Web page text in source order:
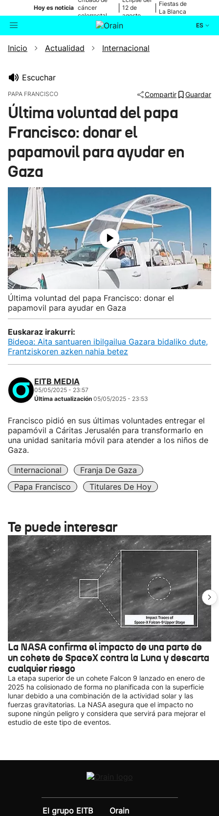
Hoy es noticia cáncer
colorrectal
12 de
agosto
Fiestas de
La Blanca
ES
Buscador Actualidad
Ikusmiran
Eguraldia
Inicio Actualidad Internacional
Escuchar
PAPA FRANCISCO Compartir Guardar
Última voluntad del papa
Francisco: donar el
papamovil para ayudar en
Gaza
Última voluntad del papa Francisco: donar el
papamovil para ayudar en Gaza
Euskaraz irakurri:
Bideoa: Aita santuaren ibilgailua Gazara bidaliko dute,
Frantziskoren azken nahia betez
EITB MEDIA
05/05/2025 - 23:57
Última actualización 05/05/2025 - 23:53
Francisco pidió en sus últimas voluntades entregar el
papamóvil a Cáritas Jerusalén para transformarlo en
una unidad sanitaria móvil para atender a los niños de
Gaza.
Internacional
Franja De Gaza
Papa Francisco
Titulares De Hoy
Te puede interesar
La NASA confirma el impacto de una parte de
un cohete de SpaceX contra la Luna y descarta
cualquier riesgo
La etapa superior de un cohete Falcon 9 lanzado en enero de
2025 ha colisionado de forma no planificada con la superficie
lunar debido a una combinación de la actividad solar y las
fuerzas gravitatorias. La NASA asegura que el impacto no
supone ningún peligro y considera que servirá para mejorar el
estudio de este tipo de eventos.
El grupo EITB
Orain